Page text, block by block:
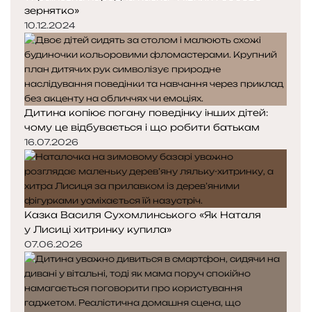
зернятко»
10.12.2024
Дитина копіює погану поведінку інших дітей:
чому це відбувається і що робити батькам
16.07.2026
Казка Василя Сухомлинського «Як Наталя
у Лисиці хитринку купила»
07.06.2026